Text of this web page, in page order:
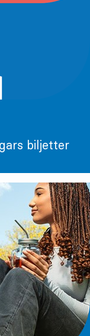
biljetter